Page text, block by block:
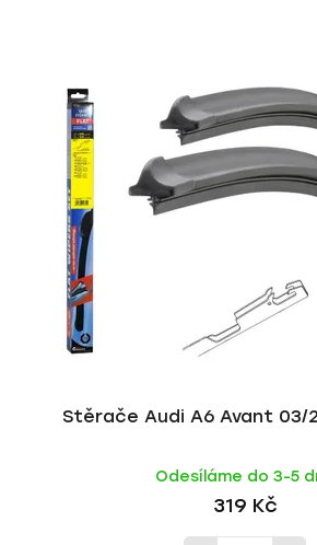
Stěrače Audi A6 Avant 03/
Odesíláme do 3-5
319 Kč